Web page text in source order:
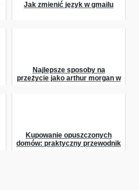
Jak zmienić język w gmailu
Najlepsze sposoby na
przeżycie jako arthur morgan w
Kupowanie opuszczonych
domów: praktyczny przewodnik